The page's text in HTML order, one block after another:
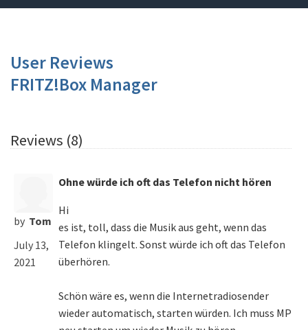
User Reviews
FRITZ!Box Manager
Reviews (8)
by Tom
July 13,
2021
Ohne würde ich oft das Telefon nicht hören
Hi
es ist, toll, dass die Musik aus geht, wenn das
Telefon klingelt. Sonst würde ich oft das Telefon
überhören.
Schön wäre es, wenn die Internetradiosender
wieder automatisch, starten würden. Ich muss MP